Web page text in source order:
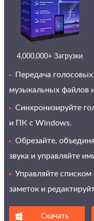
4,000,000+ Загрузки
Передача
музыкальных файлов
Синхронизируйте
и ПК с Windows.
Обрезайте,
звука и управляйте
Управляйте
заметок и
Скачать